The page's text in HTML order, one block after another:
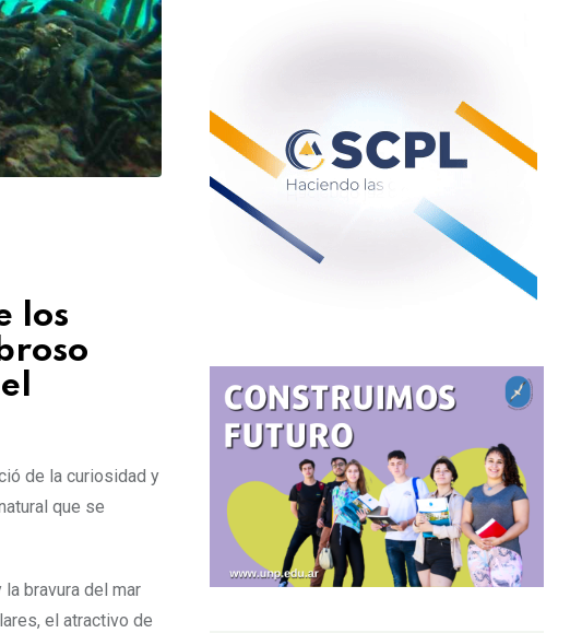
los
de la curiosidad y
que se
bravura del mar
el atractivo de